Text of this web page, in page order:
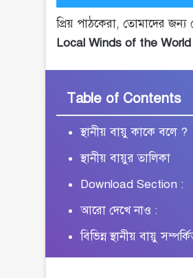
প্রিয় পাঠকেরা, তোমাদের
Local Winds of the World
Table of Contents
স্থানীয় বায়ু কাকে বলে ?
স্থানীয় বায়ুর তালিকা
Download Section :
আরো দেখে নাও :
বিভিন্ন স্থানীয় বায়ু